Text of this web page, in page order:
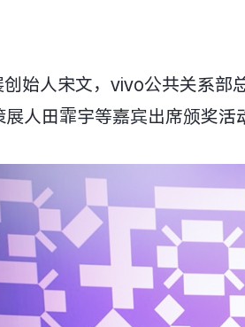
创始人宋文，vivo公共关系部
人田霏宇等嘉宾出席颁奖活